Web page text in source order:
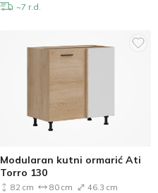
~7 r.d.
Modularan kutni ormarić Ati
Torro 130
82 cm 80 cm 46.3 cm